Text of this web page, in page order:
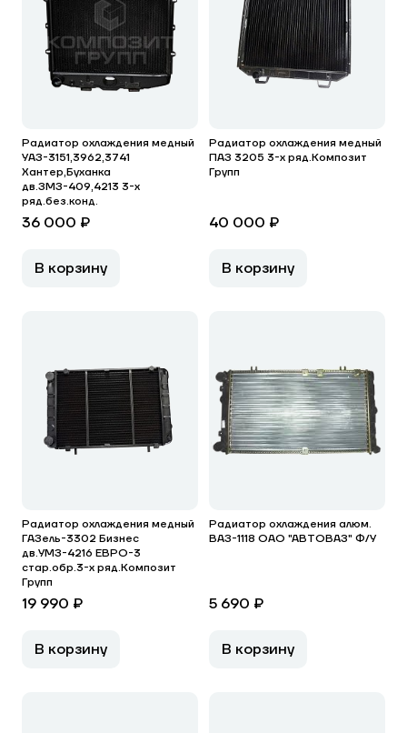
Радиатор охлаждения медный
УАЗ-3151,3962,3741
Хантер,Буханка
дв.ЗМЗ-409,4213 3-х
ряд.без.конд.
36 000 ₽
В корзину
Радиатор охлаждения медный
ПАЗ 3205 3-х ряд.Композит
Групп
40 000 ₽
В корзину
Радиатор охлаждения медный
ГАЗель-3302 Бизнес
дв.УМЗ-4216 ЕВРО-3
стар.обр.3-х ряд.Композит
Групп
19 990 ₽
В корзину
Радиатор охлаждения алюм.
ВАЗ-1118 ОАО "АВТОВАЗ" Ф/У
5 690 ₽
В корзину